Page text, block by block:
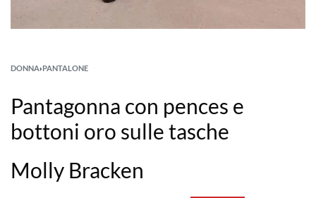
DONNA›PANTALONE
Pantagonna con pences e
bottoni oro sulle tasche
Molly Bracken